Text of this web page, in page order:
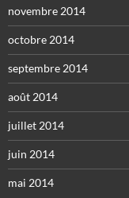
novembre 2014
octobre 2014
septembre 2014
août 2014
juillet 2014
juin 2014
mai 2014